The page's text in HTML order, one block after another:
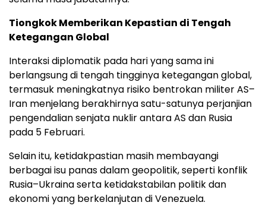
Tiongkok Memberikan Kepastian di Tengah
Ketegangan Global
Interaksi diplomatik pada hari yang sama ini
berlangsung di tengah tingginya ketegangan global,
termasuk meningkatnya risiko bentrokan militer AS–
Iran menjelang berakhirnya satu-satunya perjanjian
pengendalian senjata nuklir antara AS dan Rusia
pada 5 Februari.
Selain itu, ketidakpastian masih membayangi
berbagai isu panas dalam geopolitik, seperti konflik
Rusia–Ukraina serta ketidakstabilan politik dan
ekonomi yang berkelanjutan di Venezuela.